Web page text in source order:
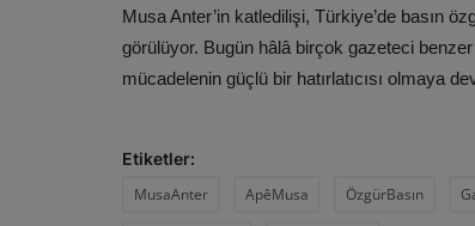
Musa Anter’in katledilişi, Türkiye’de basın
görülüyor. Bugün hâlâ birçok gazeteci benzer
mücadelenin güçlü bir hatırlatıcısı olmaya
Etiketler:
MusaAnter
ApêMusa ÖzgürBasın